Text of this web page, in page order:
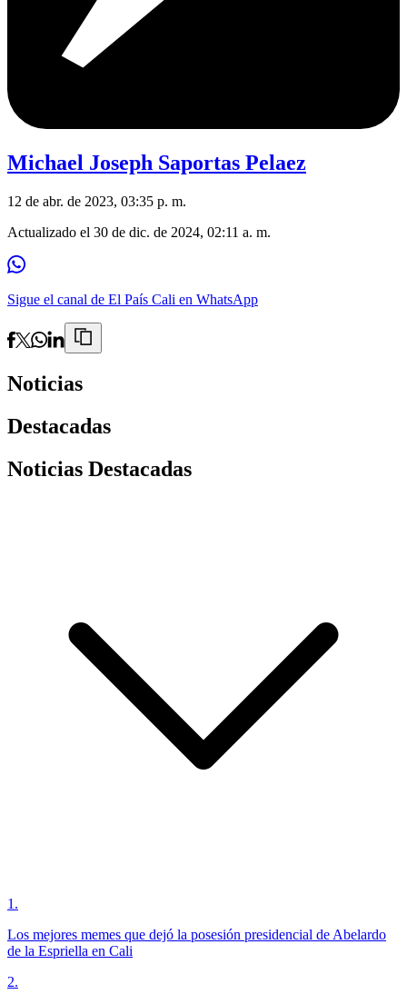
Michael Joseph Saportas Pelaez
12 de abr. de 2023, 03:35 p. m.
Actualizado el 30 de dic. de 2024, 02:11 a. m.
Sigue el canal de El País Cali en WhatsApp
Noticias
Destacadas
Noticias Destacadas
1 .
Los mejores memes que dejó la posesión presidencial de Abelardo
de la Espriella en Cali
2.